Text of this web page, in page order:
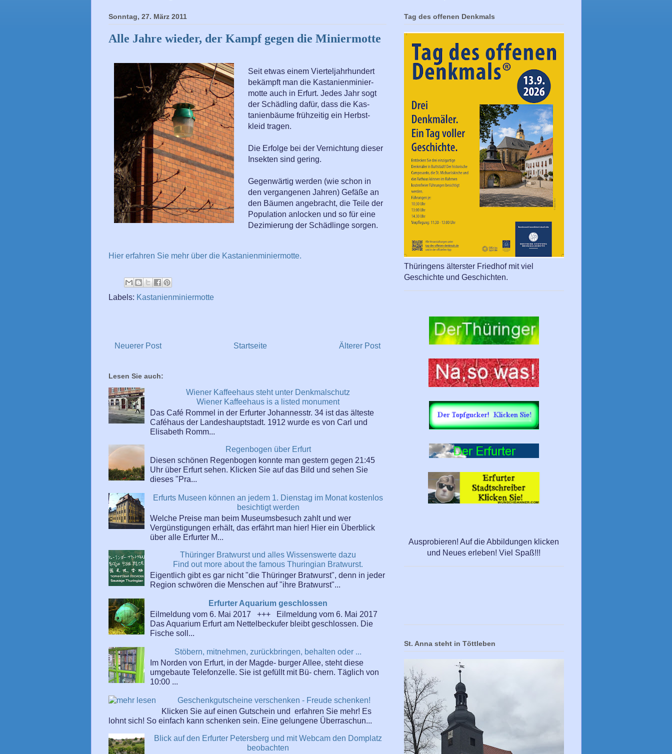
Sonntag, 27. März 2011
Alle Jahre wieder, der Kampf gegen die Miniermotte
Seit etwas einem Vierteljahrhundert
bekämpft man die Kastanienminier-
motte auch in Erfurt. Jedes Jahr sogt
der Schädling dafür, dass die Kas-
tanienbäume frühzeitig ein Herbst-
kleid tragen.
Die Erfolge bei der Vernichtung dieser
Insekten sind gering.
Gegenwärtig werden (wie schon in
den vergangenen Jahren) Gefäße an
den Bäumen angebracht, die Teile der
Population anlocken und so für eine
Dezimierung der Schädlinge sorgen.
Hier erfahren Sie mehr über die Kastanienminiermotte.
Labels: Kastanienminiermotte
Neuerer Post Älterer Post
Startseite
Lesen Sie auch:
Wiener Kaffeehaus steht unter Denkmalschutz
Wiener Kaffeehaus is a listed monument
Das Café Rommel in der Erfurter Johannesstr. 34 ist das älteste
Caféhaus der Landeshauptstadt. 1912 wurde es von Carl und
Elisabeth Romm...
Regenbogen über Erfurt
Diesen schönen Regenbogen konnte man gestern gegen 21:45
Uhr über Erfurt sehen. Klicken Sie auf das Bild und sehen Sie
dieses "Pra...
Erfurts Museen können an jedem 1. Dienstag im Monat kostenlos
besichtigt werden
Welche Preise man beim Museumsbesuch zahlt und wer
Vergünstigungen erhält, das erfährt man hier! Hier ein Überblick
über alle Erfurter M...
Thüringer Bratwurst und alles Wissenswerte dazu
Find out more about the famous Thuringian Bratwurst.
Eigentlich gibt es gar nicht "die Thüringer Bratwurst", denn in jeder
Region schwören die Menschen auf "ihre Bratwurst"...
Erfurter Aquarium geschlossen
Eilmeldung vom 6. Mai 2017 +++ Eilmeldung vom 6. Mai 2017
Das Aquarium Erfurt am Nettelbeckufer bleibt geschlossen. Die
Fische soll...
Stöbern, mitnehmen, zurückbringen, behalten oder ...
Im Norden von Erfurt, in der Magde- burger Allee, steht diese
umgebaute Telefonzelle. Sie ist gefüllt mit Bü- chern. Täglich von
10:00 ...
Geschenkgutscheine verschenken - Freude schenken!
Klicken Sie auf einen Gutschein und erfahren Sie mehr! Es
lohnt sich! So einfach kann schenken sein. Eine gelungene Überraschun...
Blick auf den Erfurter Petersberg und mit Webcam den Domplatz
beobachten
Tag des offenen Denkmals
Thüringens älterster Friedhof mit viel
Geschichte und Geschichten.
Ausprobieren! Auf die Abbildungen klicken
und Neues erleben! Viel Spaß!!!
St. Anna steht in Töttleben